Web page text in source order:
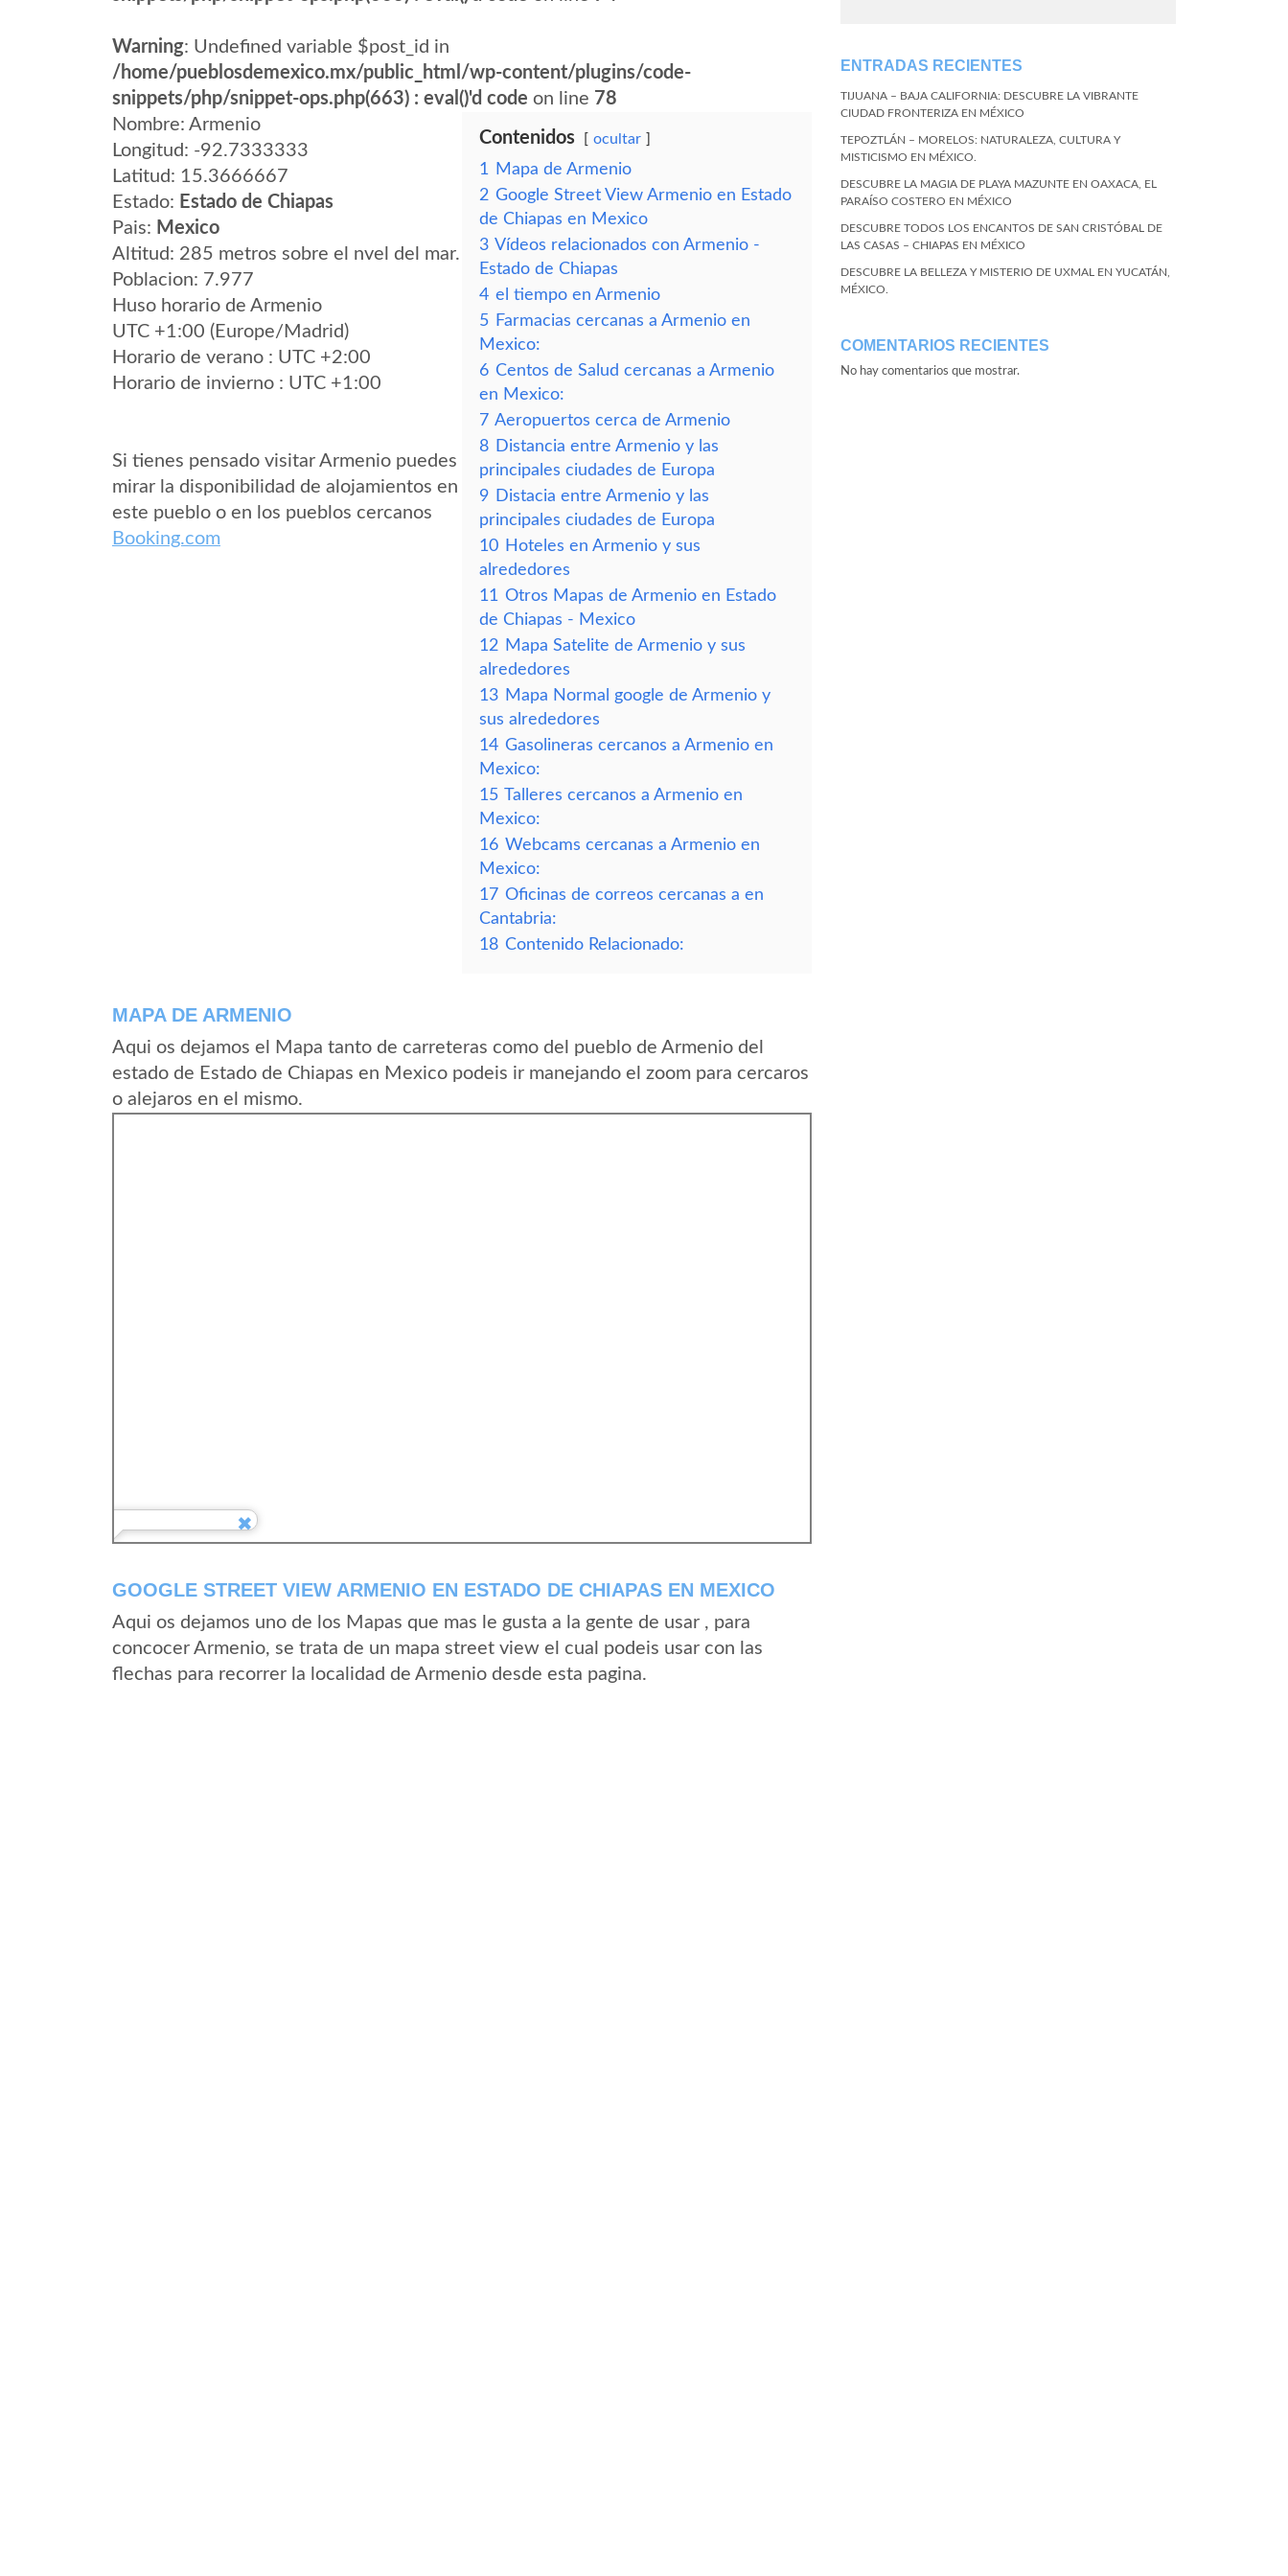
Warning: Undefined variable $post_id in
/home/pueblosdemexico.mx/public_html/wp-content/plugins/code-
snippets/php/snippet-ops.php(663) : eval()'d code on line 78
Nombre: Armenio
Longitud: -92.7333333
Latitud: 15.3666667
Estado: Estado de Chiapas
Pais: Mexico
Altitud: 285 metros sobre el nvel del mar.
Poblacion: 7.977
Huso horario de Armenio
UTC +1:00 (Europe/Madrid)
Horario de verano : UTC +2:00
Horario de invierno : UTC +1:00
Si tienes pensado visitar Armenio puedes
mirar la disponibilidad de alojamientos en
este pueblo o en los pueblos cercanos
Booking.com
Contenidos ocultar
1
Mapa de Armenio
2 Google Street View Armenio en Estado
de Chiapas en Mexico
3 Vídeos relacionados con Armenio -
Estado de Chiapas
4 el tiempo en Armenio
5 Farmacias cercanas a Armenio en
Mexico:
6 Centos de Salud cercanas a Armenio
en Mexico:
7 Aeropuertos cerca de Armenio
8 Distancia entre Armenio y las
principales ciudades de Europa
9 Distacia entre Armenio y las
principales ciudades de Europa
10 Hoteles en Armenio y sus
alrededores
11 Otros Mapas de Armenio en Estado
de Chiapas - Mexico
12 Mapa Satelite de Armenio y sus
alrededores
13 Mapa Normal google de Armenio y
sus alrededores
14 Gasolineras cercanos a Armenio en
Mexico:
15 Talleres cercanos a Armenio en
Mexico:
16 Webcams cercanas a Armenio en
Mexico:
17 Oficinas de correos cercanas a en
Cantabria:
18 Contenido Relacionado:
MAPA DE ARMENIO
Aqui os dejamos el Mapa tanto de carreteras como del pueblo de Armenio del
estado de Estado de Chiapas en Mexico podeis ir manejando el zoom para cercaros
o alejaros en el mismo.
GOOGLE STREET VIEW ARMENIO EN ESTADO DE CHIAPAS EN MEXICO
Aqui os dejamos uno de los Mapas que mas le gusta a la gente de usar , para
concocer Armenio, se trata de un mapa street view el cual podeis usar con las
flechas para recorrer la localidad de Armenio desde esta pagina.
ENTRADAS RECIENTES
TIJUANA – BAJA CALIFORNIA: DESCUBRE LA VIBRANTE
CIUDAD FRONTERIZA EN MÉXICO
TEPOZTLÁN – MORELOS: NATURALEZA, CULTURA Y
MISTICISMO EN MÉXICO.
DESCUBRE LA MAGIA DE PLAYA MAZUNTE EN OAXACA, EL
PARAÍSO COSTERO EN MÉXICO
DESCUBRE TODOS LOS ENCANTOS DE SAN CRISTÓBAL DE
LAS CASAS – CHIAPAS EN MÉXICO
DESCUBRE LA BELLEZA Y MISTERIO DE UXMAL EN YUCATÁN,
MÉXICO.
COMENTARIOS RECIENTES
No hay comentarios que mostrar.